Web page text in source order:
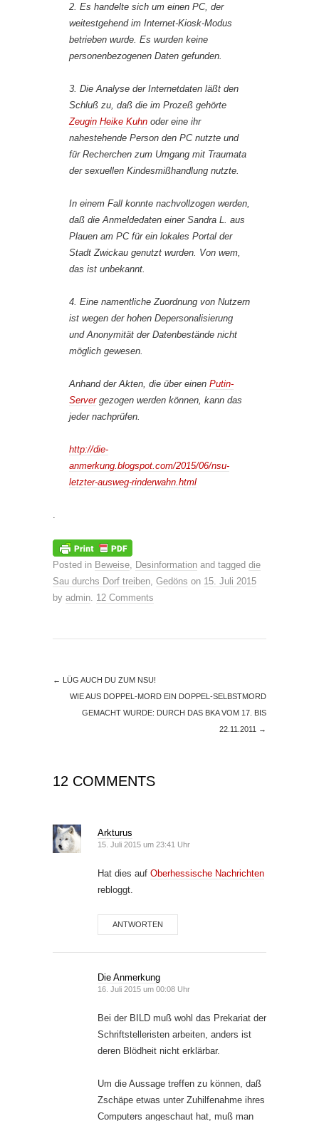
2. Es handelte sich um einen PC, der
weitestgehend im Internet-Kiosk-Modus
betrieben wurde. Es wurden keine
personenbezogenen Daten gefunden.
3. Die Analyse der Internetdaten läßt den
Schluß zu, daß die im Prozeß gehörte
Zeugin Heike Kuhn oder eine ihr
nahestehende Person den PC nutzte und
für Recherchen zum Umgang mit Traumata
der sexuellen Kindesmißhandlung nutzte.
In einem Fall konnte nachvollzogen werden,
daß die Anmeldedaten einer Sandra L. aus
Plauen am PC für ein lokales Portal der
Stadt Zwickau genutzt wurden. Von wem,
das ist unbekannt.
4. Eine namentliche Zuordnung von Nutzern
ist wegen der hohen Depersonalisierung
und Anonymität der Datenbestände nicht
möglich gewesen.
Anhand der Akten, die über einen Putin-
Servergezogen werden können, kann das
jeder nachprüfen.
http://die-
anmerkung.blogspot.com/2015/06/nsu-
letzter-ausweg-rinderwahn.html
Posted in Beweise, Desinformation and tagged die
Sau durchs Dorf treiben, Gedöns on 15. Juli 2015
by admin. 12 Comments
← LÜG AUCH DU ZUM NSU!
WIE AUS DOPPEL-MORD EIN DOPPEL-SELBSTMORD
GEMACHT WURDE: DURCH DAS BKA VOM 17. BIS
22.11.2011 →
12 COMMENTS
Arkturus
15. Juli 2015 um 23:41 Uhr
Hat dies auf Oberhessische Nachrichten
rebloggt.
ANTWORTEN
Die Anmerkung
16. Juli 2015 um 00:08 Uhr
Bei der BILD muß wohl das Prekariat der
Schriftstelleristen arbeiten, anders ist
deren Blödheit nicht erklärbar.
Um die Aussage treffen zu können, daß
Zschäpe etwas unter Zuhilfenahme ihres
Computers angeschaut hat, muß man